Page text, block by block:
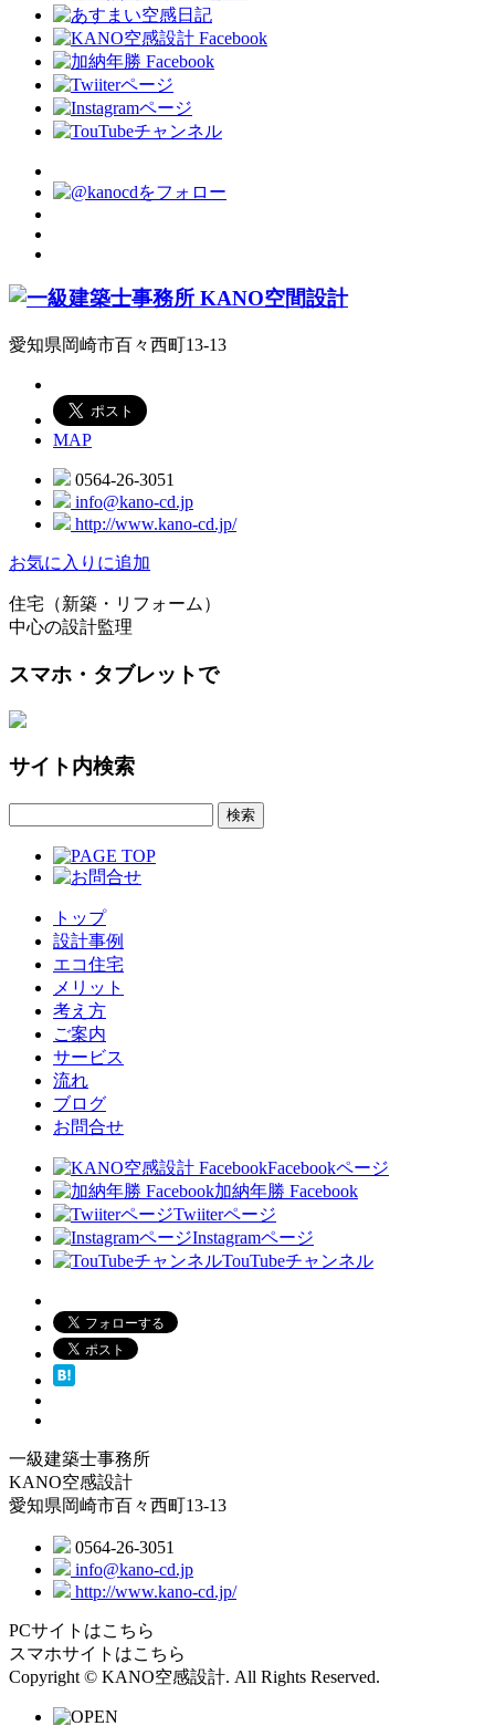
愛知県岡崎市百々西町13-13
MAP
0564-26-3051
info@kano-cd.jp
http://www.kano-cd.jp/
お気に入りに追加
住宅（新築・リフォーム）
中心の設計監理
スマホ・タブレットで
サイト内検索
トップ
設計事例
エコ住宅
メリット
考え方
ご案内
サービス
流れ
ブログ
お問合せ
Facebookページ
加納年勝 Facebook
Twiiterページ
Instagramページ
TouTubeチャンネル
一級建築士事務所
KANO空感設計
愛知県岡崎市百々西町13-13
0564-26-3051
info@kano-cd.jp
http://www.kano-cd.jp/
PCサイトはこちら
スマホサイトはこちら
Copyright © KANO空感設計. All Rights Reserved.